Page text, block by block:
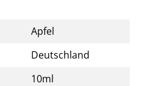
Apfel
Deutschland
10ml